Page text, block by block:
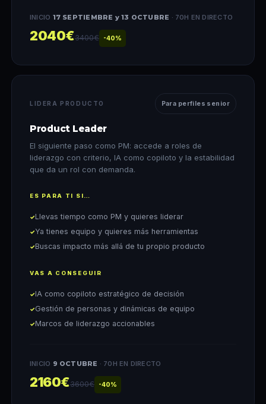
INICIO 17 SEPTIEMBRE y 13 OCTUBRE · 70H EN DIRECTO
2040€3400€ -40%
LIDERA PRODUCTO Para perfiles senior
Product Leader
El siguiente paso como PM: accede a roles de
liderazgo con criterio, IA como copiloto y la estabilidad
que da un rol con demanda.
ES PARA TI SI…
Llevas tiempo como PM y quieres liderar
Ya tienes equipo y quieres más herramientas
Buscas impacto más allá de tu propio producto
VAS A CONSEGUIR
IA como copiloto estratégico de decisión
Gestión de personas y dinámicas de equipo
Marcos de liderazgo accionables
INICIO 9 OCTUBRE · 70H EN DIRECTO
2160€3600€ -40%